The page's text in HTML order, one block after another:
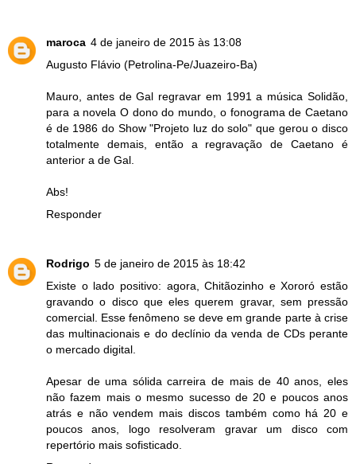
maroca 4 de janeiro de 2015 às 13:08
Augusto Flávio (Petrolina-Pe/Juazeiro-Ba)
Mauro, antes de Gal regravar em 1991 a música Solidão,
para a novela O dono do mundo, o fonograma de Caetano
é de 1986 do Show "Projeto luz do solo" que gerou o disco
totalmente demais, então a regravação de Caetano é
anterior a de Gal.
Abs!
Responder
Rodrigo 5 de janeiro de 2015 às 18:42
Existe o lado positivo: agora, Chitãozinho e Xororó estão
gravando o disco que eles querem gravar, sem pressão
comercial. Esse fenômeno se deve em grande parte à crise
das multinacionais e do declínio da venda de CDs perante
o mercado digital.
Apesar de uma sólida carreira de mais de 40 anos, eles
não fazem mais o mesmo sucesso de 20 e poucos anos
atrás e não vendem mais discos também como há 20 e
poucos anos, logo resolveram gravar um disco com
repertório mais sofisticado.